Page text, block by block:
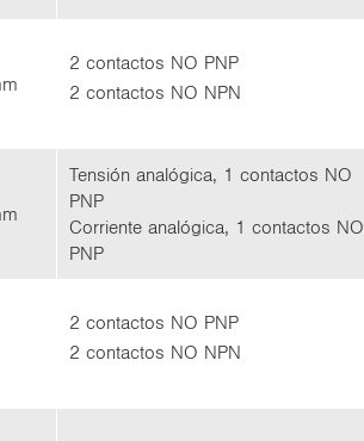
2 con­tac­tos NO PNP
2 con­tac­tos NO NPN
Ten­sión ana­ló­gi­ca, 1 con­tac­tos NO
PNP
Co­rrien­te ana­ló­gi­ca, 1 con­tac­tos NO
PNP
2 con­tac­tos NO PNP
2 con­tac­tos NO NPN